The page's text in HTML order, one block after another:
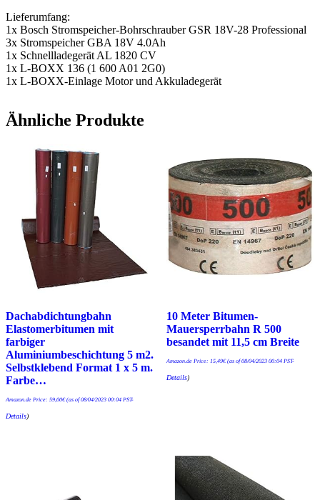
Lieferumfang:
1x Bosch Stromspeicher-Bohrschrauber GSR 18V-28 Professional
3x Stromspeicher GBA 18V 4.0Ah
1x Schnellladegerät AL 1820 CV
1x L-BOXX 136 (1 600 A01 2G0)
1x L-BOXX-Einlage Motor und Akkuladegerät
Ähnliche Produkte
Dachabdichtungbahn
Elastomerbitumen mit
farbiger
Aluminiumbeschichtung 5 m2.
Selbstklebend Format 1 x 5 m.
Farbe…
Amazon.de Price: 59,00€(as of 08/04/2023 00:04 PST-
Details)
10 Meter Bitumen-
Mauersperrbahn R 500
besandet mit 11,5 cm Breite
Amazon.de Price: 15,49€(as of 08/04/2023 00:04 PST-
Details)